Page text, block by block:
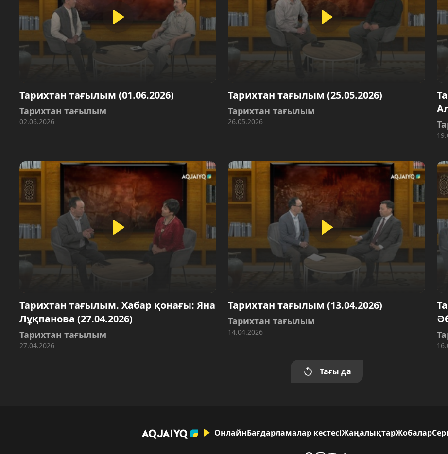
Тарихтан тағылым (01.06.2026)
Тарихтан тағылым
02.06.2026
Тарихтан тағылым (25.05.2026)
Тарихтан тағылым
26.05.2026
Тарихтан тағылым. Хабар қонағы: Яна
Лұқпанова (27.04.2026)
Тарихтан тағылым
27.04.2026
Тарихтан тағылым (13.04.2026)
Тарихтан тағылым
14.04.2026
Тағы да
ОнлайнБағдарламалар кестесіЖаңалықтарЖобалар